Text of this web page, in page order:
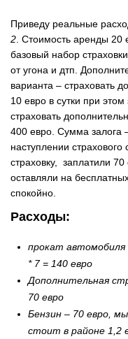
Приведу реальные
2 . Стоимость аренды 20
базовый набор
от угона и дтп.
варианта – страховать
10 евро в сутки при
страховать
400 евро. Сумма залога
наступлении
страховку, заплатили
оставляли на
спокойно.
Расходы:
прокат автомобиля
* 7 = 140 евро
Дополнительная
70 евро
Бензин – 70 евро,
стоит в районе 1,2